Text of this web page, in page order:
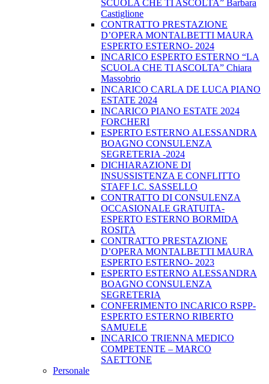
SCUOLA CHE TI ASCOLTA” Barbara
Castiglione
CONTRATTO PRESTAZIONE
D’OPERA MONTALBETTI MAURA
ESPERTO ESTERNO- 2024
INCARICO ESPERTO ESTERNO “LA
SCUOLA CHE TI ASCOLTA” Chiara
Massobrio
INCARICO CARLA DE LUCA PIANO
ESTATE 2024
INCARICO PIANO ESTATE 2024
FORCHERI
ESPERTO ESTERNO ALESSANDRA
BOAGNO CONSULENZA
SEGRETERIA -2024
DICHIARAZIONE DI
INSUSSISTENZA E CONFLITTO
STAFF I.C. SASSELLO
CONTRATTO DI CONSULENZA
OCCASIONALE GRATUITA-
ESPERTO ESTERNO BORMIDA
ROSITA
CONTRATTO PRESTAZIONE
D’OPERA MONTALBETTI MAURA
ESPERTO ESTERNO- 2023
ESPERTO ESTERNO ALESSANDRA
BOAGNO CONSULENZA
SEGRETERIA
CONFERIMENTO INCARICO RSPP-
ESPERTO ESTERNO RIBERTO
SAMUELE
INCARICO TRIENNA MEDICO
COMPETENTE – MARCO
SAETTONE
Personale